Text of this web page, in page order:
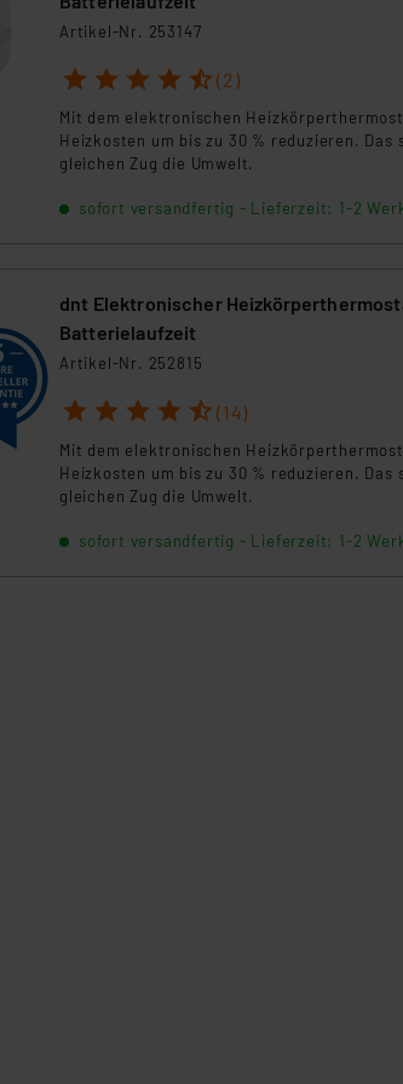
Artikel-Nr. 253147
1 2 3 4 5 (2)
Mit dem elektronischen
Heizkosten um bis zu 30 % reduzieren.
gleichen Zug die Umwelt.
sofort versandfertig - Lieferzeit: 1-2
dnt Elektronischer
Batterielaufzeit
Artikel-Nr. 252815
1 2 3 4 5 (14)
Mit dem elektronischen
Heizkosten um bis zu 30 % reduzieren.
gleichen Zug die Umwelt.
sofort versandfertig - Lieferzeit: 1-2